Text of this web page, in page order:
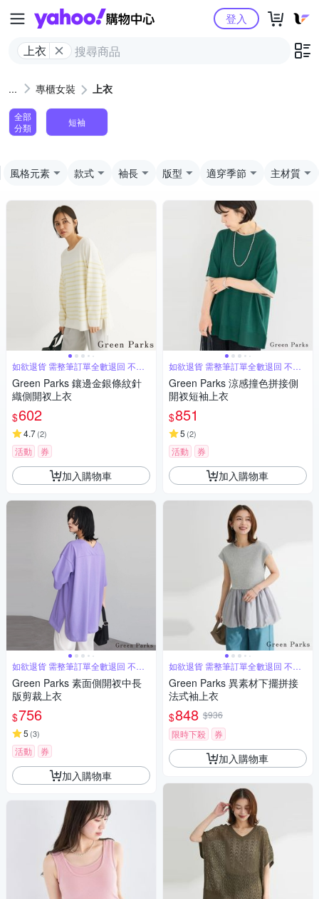
Yahoo購物中心
上衣
登入
專櫃女裝 上衣
全部
分類
短袖
風格元素 款式 袖長 版型 適穿季節 主材質
如欲退貨 需整筆訂單全數退回 不能
單退
Green Parks 鑲邊金銀條紋針
織側開衩上衣
$602
4.7(2)
活動 券
加入購物車
如欲退貨 需整筆訂單全數退回 不能
單退
Green Parks 素面側開衩中長
版剪裁上衣
$756
5 (3)
活動 券
加入購物車
如欲退貨 需整筆訂單全數退回 不能
單退
Green Parks 涼感撞色拼接側
開衩短袖上衣
$851
5 (2)
活動 券
加入購物車
如欲退貨 需整筆訂單全數退回 不能
單退
Green Parks 異素材下擺拼接
法式袖上衣
$848 $936
限時下殺
券
加入購物車